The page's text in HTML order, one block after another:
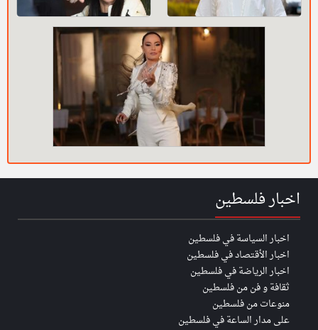
اخبار فلسطين
اخبار السياسة في فلسطين
اخبار الأقتصاد في فلسطين
اخبار الرياضة في فلسطين
ثقافة و فن من فلسطين
منوعات من فلسطين
على مدار الساعة في فلسطين